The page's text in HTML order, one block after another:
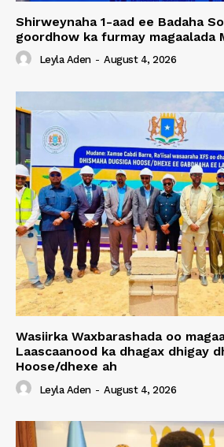
Shirweynaha 1-aad ee Badaha
goordhow ka furmay magaalada
Leyla Aden - August 4, 2026
Wasiirka Waxbarashada oo
Laascaanood ka dhagax dhigay
Hoose/dhexe ah
Leyla Aden - August 4, 2026